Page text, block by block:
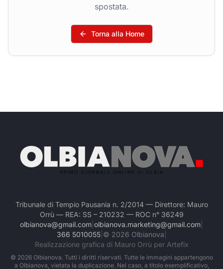
spostata.
Torna alla Home
Tribunale di Tempio Pausania n. 2/2014 — Direttore: Mauro
Orrù — REA: SS – 210232 — ROC n° 36249
olbianova@gmail.com olbianova.marketing@gmail.com
366 5010055| © 2026 Olbianova
Realizzazione grafica di Mauro Orrù per Artefix
© 2026Olbianova. Tutti i diritti riservati. Tutte le immagini appartengono
a Olbianova, vietata la duplicazione. Nel caso, a titolo esemplificativo,